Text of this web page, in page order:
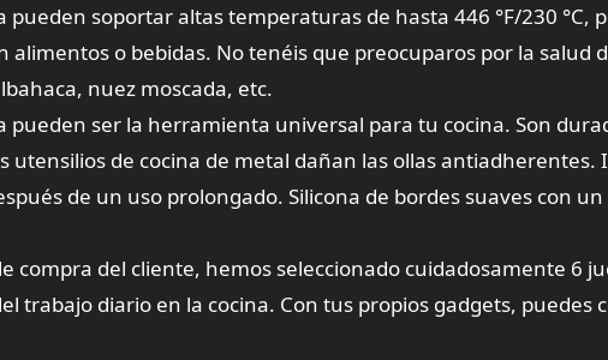
soportar altas temperaturas de hasta 446 °F/230 °C,
alimentos o bebidas. No tenéis que preocuparos por la
nuez moscada, etc.
ser la herramienta universal para tu cocina. Son
utensilios de cocina de metal dañan las ollas antiadherentes.
de un uso prolongado. Silicona de bordes suaves con
del cliente, hemos seleccionado cuidadosamente 6
trabajo diario en la cocina. Con tus propios gadgets,